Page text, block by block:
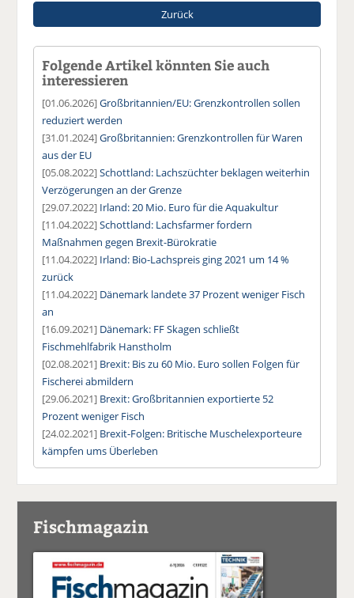
Zurück
Folgende Artikel könnten Sie auch
interessieren
[01.06.2026]Großbritannien/EU: Grenzkontrollen sollen
reduziert werden
[31.01.2024]Großbritannien: Grenzkontrollen für Waren
aus der EU
[05.08.2022]Schottland: Lachszüchter beklagen weiterhin
Verzögerungen an der Grenze
[29.07.2022] Irland: 20 Mio. Euro für die Aquakultur
[11.04.2022]Schottland: Lachsfarmer fordern
Maßnahmen gegen Brexit-Bürokratie
[11.04.2022] Irland: Bio-Lachspreis ging 2021 um 14 %
zurück
[11.04.2022] Dänemark landete 37 Prozent weniger Fisch
an
[16.09.2021] Dänemark: FF Skagen schließt
Fischmehlfabrik Hanstholm
[02.08.2021] Brexit: Bis zu 60 Mio. Euro sollen Folgen für
Fischerei abmildern
[29.06.2021] Brexit: Großbritannien exportierte 52
Prozent weniger Fisch
[24.02.2021] Brexit-Folgen: Britische Muschelexporteure
kämpfen ums Überleben
Fischmagazin